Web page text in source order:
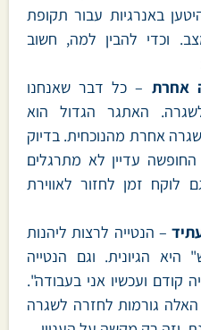
באנרגיות עבור תקופת
וכדי להבין למה, חשוב
אחרת – כל דבר שאנחנו
האתגר הגדול הוא
אחרת מהנוכחית. בדיוק
עדיין לא מתרגלים
לוקח זמן לחזור לאווירת
– הנטייה לרצות ליהנות
הגיונית. וגם הנטייה
קודם ועכשיו אני בעבודה".
האלה גורמות לחזרה לשגרה